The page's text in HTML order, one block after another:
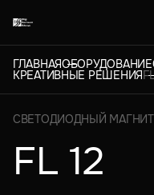
ГЛАВНАЯОБОРУДОВАНИЕ
КРЕАТИВНЫЕ РЕШЕНИЯ
FL 12
СВЕТОДИОДНЫЙ